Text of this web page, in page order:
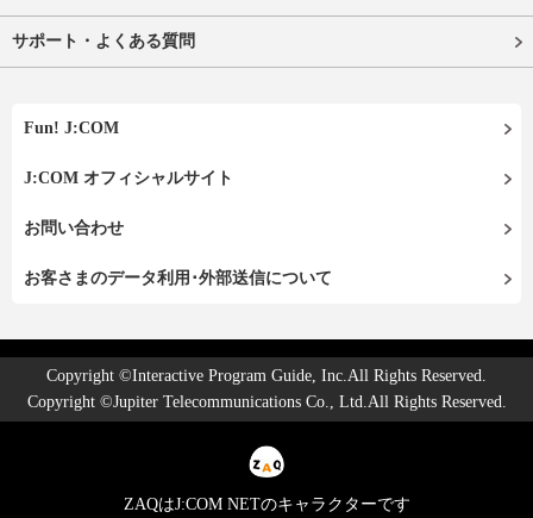
サポート・よくある質問
Fun! J:COM
J:COM オフィシャルサイト
お問い合わせ
お客さまのデータ利用･外部送信について
Copyright ©Interactive Program Guide, Inc.All Rights Reserved.
Copyright ©Jupiter Telecommunications Co., Ltd.All Rights Reserved.
ZAQはJ:COM NETのキャラクターです